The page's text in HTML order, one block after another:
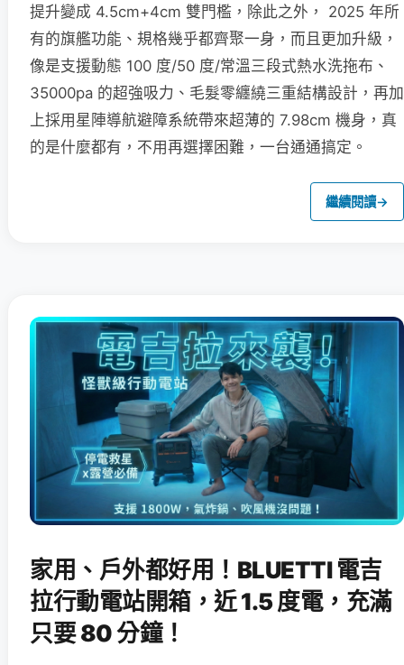
提升變成 4.5cm+4cm 雙門檻，除此之外， 2025 年所
有的旗艦功能、規格幾乎都齊聚一身，而且更加升級，
像是支援動態 100 度/50 度/常溫三段式熱水洗拖布、
35000pa 的超強吸力、毛髮零纏繞三重結構設計，再加
上採用星陣導航避障系統帶來超薄的 7.98cm 機身，真
的是什麼都有，不用再選擇困難，一台通通搞定。
繼續閱讀→
家用、戶外都好用！BLUETTI 電吉
拉行動電站開箱，近 1.5 度電，充滿
只要 80 分鐘！